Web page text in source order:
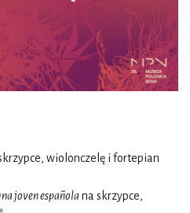
wiolonczelę i fortepian
joven españolana skrzypce,